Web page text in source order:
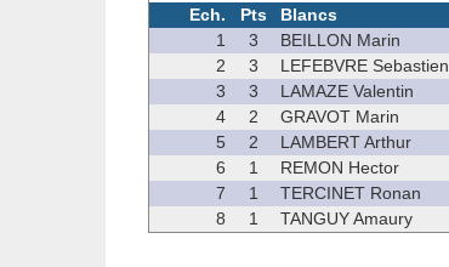
Ech. Pts Blancs
1
3 BEILLON Marin
2
3 LEFEBVRE Sebastien
3
3 LAMAZE Valentin
4
2 GRAVOT Marin
5
2 LAMBERT Arthur
6
1 REMON Hector
7
1 TERCINET Ronan
8
1 TANGUY Amaury